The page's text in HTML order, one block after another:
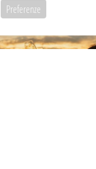
Preferenze